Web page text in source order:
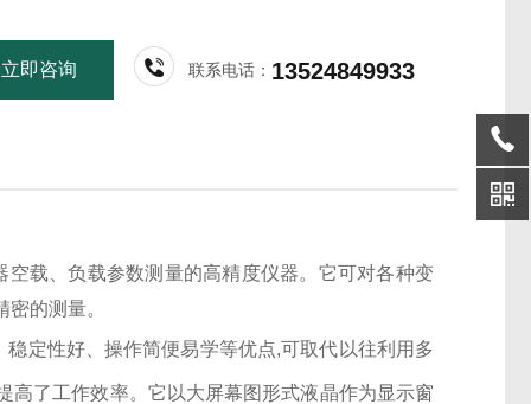
立即咨询 联系电话： 13524849933
载、负载参数测量的高精度仪器。它可对各种变
的测量。
定性好、操作简便易学等优点,可取代以往利用多
高了工作效率。它以大屏幕图形式液晶作为显示窗